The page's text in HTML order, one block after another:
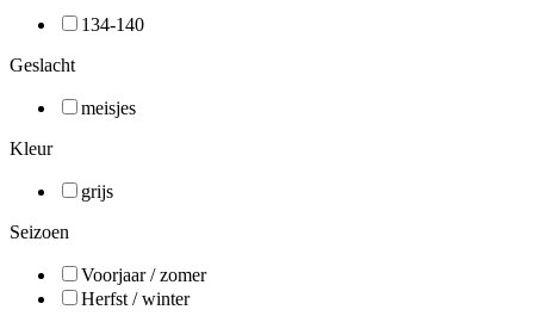
134-140
Geslacht
meisjes
Kleur
grijs
Seizoen
Voorjaar / zomer
Herfst / winter